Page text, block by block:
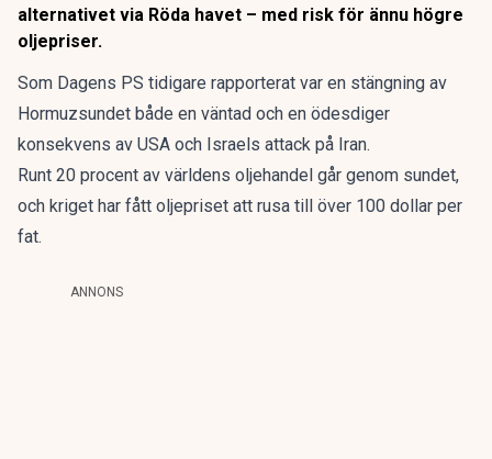
alternativet via Röda havet – med risk för ännu högre
oljepriser.
Som Dagens PS tidigare rapporterat var en stängning av
Hormuzsundet både en väntad och en ödesdiger
konsekvens av USA och Israels attack på Iran.
Runt 20 procent av världens oljehandel går genom sundet,
och kriget har fått oljepriset att rusa till över 100 dollar per
fat.
ANNONS